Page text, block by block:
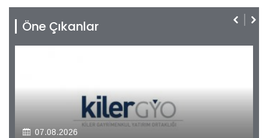
Öne Çıkanlar
07.08.2026